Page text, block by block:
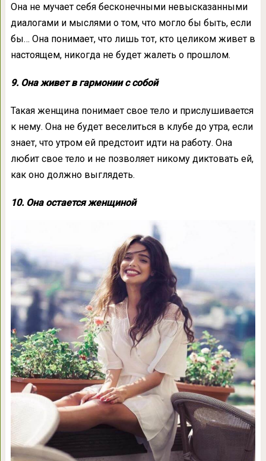
Она не мучает себя бесконечными невысказанными
диалогами и мыслями о том, что могло бы быть, если
бы… Она понимает, что лишь тот, кто целиком живет в
настоящем, никогда не будет жалеть о прошлом.
9. Она живет в гармонии с собой
Такая женщина понимает свое тело и прислушивается
к нему. Она не будет веселиться в клубе до утра, если
знает, что утром ей предстоит идти на работу. Она
любит свое тело и не позволяет никому диктовать ей,
как оно должно выглядеть.
10. Она остается женщиной